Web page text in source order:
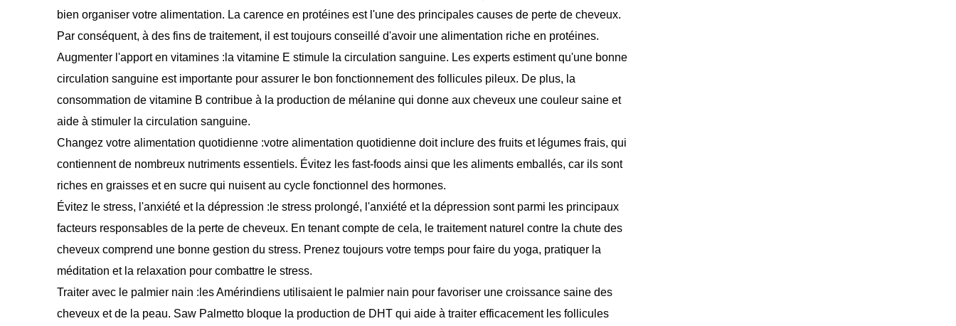
bien organiser votre alimentation. La carence en protéines est l'une des principales causes de perte de cheveux.
Par conséquent, à des fins de traitement, il est toujours conseillé d'avoir une alimentation riche en protéines.
Augmenter l'apport en vitamines :la vitamine E stimule la circulation sanguine. Les experts estiment qu'une bonne
circulation sanguine est importante pour assurer le bon fonctionnement des follicules pileux. De plus, la
consommation de vitamine B contribue à la production de mélanine qui donne aux cheveux une couleur saine et
aide à stimuler la circulation sanguine.
Changez votre alimentation quotidienne :votre alimentation quotidienne doit inclure des fruits et légumes frais, qui
contiennent de nombreux nutriments essentiels. Évitez les fast-foods ainsi que les aliments emballés, car ils sont
riches en graisses et en sucre qui nuisent au cycle fonctionnel des hormones.
Évitez le stress, l'anxiété et la dépression :le stress prolongé, l'anxiété et la dépression sont parmi les principaux
facteurs responsables de la perte de cheveux. En tenant compte de cela, le traitement naturel contre la chute des
cheveux comprend une bonne gestion du stress. Prenez toujours votre temps pour faire du yoga, pratiquer la
méditation et la relaxation pour combattre le stress.
Traiter avec le palmier nain :les Amérindiens utilisaient le palmier nain pour favoriser une croissance saine des
cheveux et de la peau. Saw Palmetto bloque la production de DHT qui aide à traiter efficacement les follicules